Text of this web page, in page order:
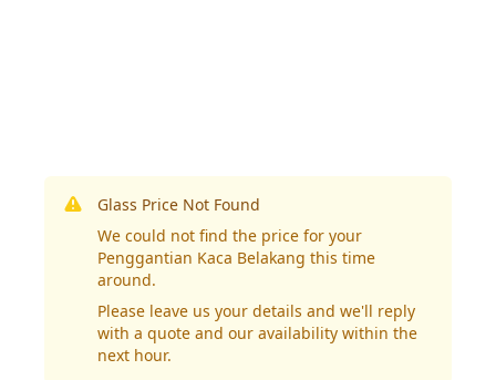
Glass Price Not Found
We could not find the price for your
Penggantian Kaca Belakang this time
around.
Please leave us your details and we'll reply
with a quote and our availability within the
next hour.